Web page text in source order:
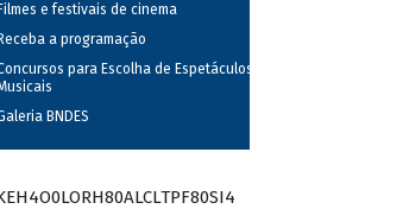
Filmes e festivais de cinema
Receba a programação
para Escolha de Espetáculos
BNDES